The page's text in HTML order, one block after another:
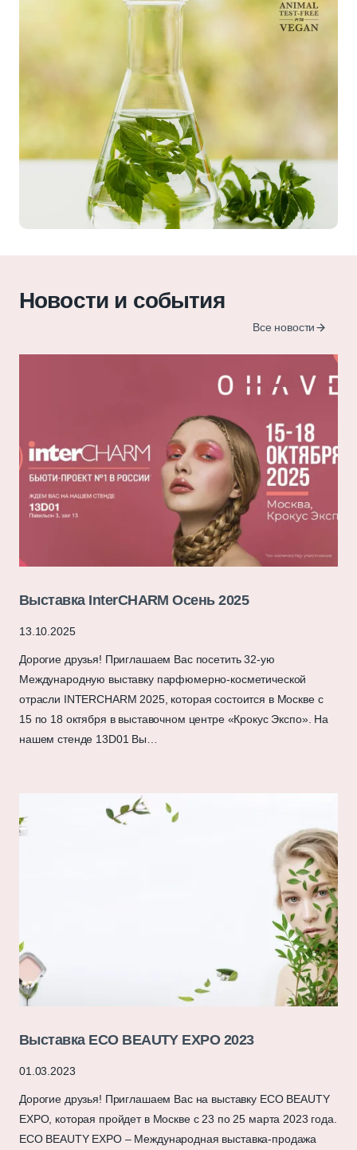
Новости и события
Все новости
Выставка InterCHARM Осень 2025
13.10.2025
Дорогие друзья! Приглашаем Вас посетить 32-ую
Международную выставку парфюмерно-косметической
отрасли INTERCHARM 2025, которая состоится в Москве c
15 по 18 октября в выставочном центре «Крокус Экспо». На
нашем стенде 13D01 Вы…
Выставка ECO BEAUTY EXPO 2023
01.03.2023
Дорогие друзья! Приглашаем Вас на выставку ECO BEAUTY
EXPO, которая пройдет в Москве с 23 по 25 марта 2023 года.
ECO BEAUTY EXPO – Международная выставка-продажа